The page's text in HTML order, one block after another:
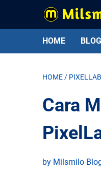
HOME
HOME / PIXELLAB
Cara
by Milsmilo